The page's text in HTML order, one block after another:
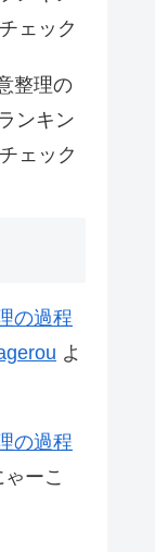
ェック
整理の
ンキン
ェック
の過程
よ
の過程
ゃーこ